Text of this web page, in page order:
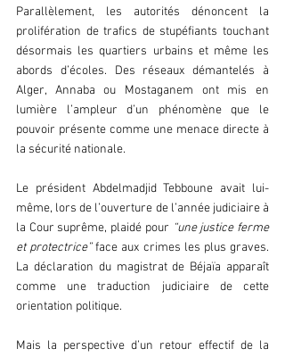
Parallèlement, les autorités dénoncent la
prolifération de trafics de stupéfiants touchant
désormais les quartiers urbains et même les
abords d’écoles. Des réseaux démantelés à
Alger, Annaba ou Mostaganem ont mis en
lumière l’ampleur d’un phénomène que le
pouvoir présente comme une menace directe à
la sécurité nationale.
Le président Abdelmadjid Tebboune avait lui-
même, lors de l’ouverture de l’année judiciaire à
la Cour suprême, plaidé pour “une justice ferme
et protectrice” face aux crimes les plus graves.
La déclaration du magistrat de Béjaïa apparaît
comme une traduction judiciaire de cette
orientation politique.
Mais la perspective d’un retour effectif de la